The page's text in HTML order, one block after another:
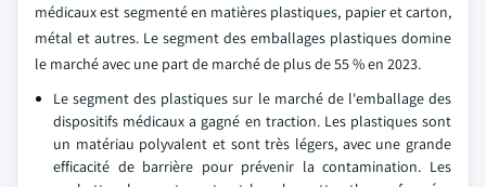
médicaux est segmenté en matières plastiques, papier et carton,
métal et autres. Le segment des emballages plastiques domine
le marché avec une part de marché de plus de 55 % en 2023.
Le segment des plastiques sur le marché de l'emballage des
dispositifs médicaux a gagné en traction. Les plastiques sont
un matériau polyvalent et sont très légers, avec une grande
efficacité de barrière pour prévenir la contamination. Les